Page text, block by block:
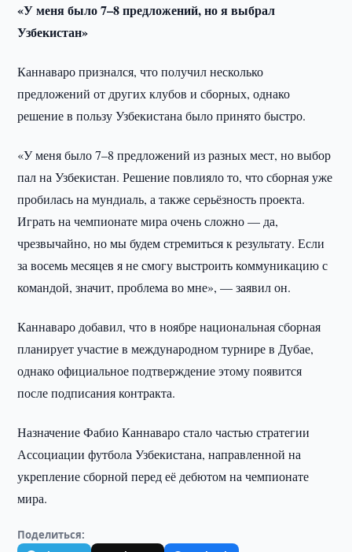
«У меня было 7–8 предложений, но я выбрал
Узбекистан»
Каннаваро признался, что получил несколько
предложений от других клубов и сборных, однако
решение в пользу Узбекистана было принято быстро.
«У меня было 7–8 предложений из разных мест, но выбор
пал на Узбекистан. Решение повлияло то, что сборная уже
пробилась на мундиаль, а также серьёзность проекта.
Играть на чемпионате мира очень сложно — да,
чрезвычайно, но мы будем стремиться к результату. Если
за восемь месяцев я не смогу выстроить коммуникацию с
командой, значит, проблема во мне», — заявил он.
Каннаваро добавил, что в ноябре национальная сборная
планирует участие в международном турнире в Дубае,
однако официальное подтверждение этому появится
после подписания контракта.
Назначение Фабио Каннаваро стало частью стратегии
Ассоциации футбола Узбекистана, направленной на
укрепление сборной перед её дебютом на чемпионате
мира.
Поделиться: